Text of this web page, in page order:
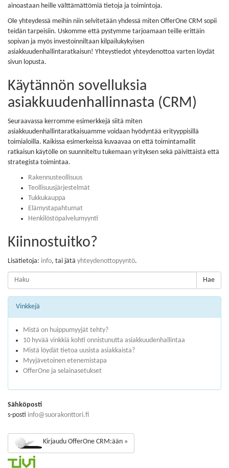
ainoastaan heille välttämättömiä tietoja ja toimintoja.
Ole yhteydessä meihin niin selvitetään yhdessä miten OfferOne CRM sopii
teidän tarpeisiin. Uskomme että pystymme tarjoamaan teille erittäin
sopivan ja myös investoinniltaan kilpailukykyisen
asiakkuudenhallintaratkaisun! Yhteystiedot yhteydenottoa varten löydät
sivun lopusta.
Käytännön sovelluksia
asiakkuudenhallinnasta (CRM)
Seuraavassa kerromme esimerkkejä siitä miten
asiakkuudenhallintaratkaisuamme voidaan hyödyntää erityyppisillä
toimialoilla. Kaikissa esimerkeissä kuvaavaa on että toimintamallit
ratkaisun käytölle on suunniteltu tukemaan yrityksen sekä päivittäistä että
strategista toimintaa.
Rakennusteollisuus
Teollisuusjärjestelmät
Tukkukauppa
Elämystapahtumat
Henkilöstöpalvelumyynti
Kiinnostuitko?
Lisätietoja: info, tai jätä yhteydenottopyyntö.
Hae
Vinkkejä
Mistä on huippumyyjät tehty?
10 hyvää vinkkiä kohti onnistunutta asiakkuudenhallintaa
Mistä löydät tietoa uusista asiakkaista?
Myyjävetoinen etenemistapa
OfferOne ja selainasetukset
Sähköposti
s-posti info@suorakonttori.fi
Kirjaudu OfferOne CRM:ään »